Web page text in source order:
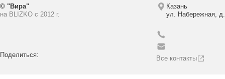
© "Вира"
на BLIZKO c 2012 г.
Поделиться:
Казань
ул. Набережная,
Все контакты